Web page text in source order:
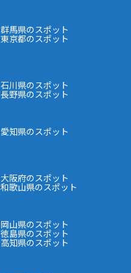
群馬県のスポット
東京都のスポット
石川県のスポット
長野県のスポット
愛知県のスポット
大阪府のスポット
和歌山県のスポット
岡山県のスポット
徳島県のスポット
高知県のスポット